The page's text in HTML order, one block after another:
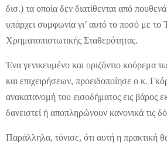
δισ.) τα οποία δεν διατίθενται από
υπάρχει συμφωνία γι’ αυτό το ποσό με το
Χρηματοπιστωτικής Σταθερότητας.
Ένα γενικευμένο και οριζόντιο κούρεμα
και επιχειρήσεων, προειδοποίησε ο κ.
ανακατανομή του εισοδήματος εις βάρος
δανειστεί ή αποπληρώνουν κανονικά τις
Παράλληλα, τόνισε, ότι αυτή η πρακτική